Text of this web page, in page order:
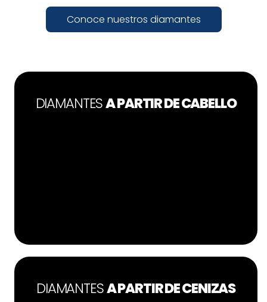
Conoce nuestros diamantes
DIAMANTESA PARTIR DE CABELLO
DIAMANTESA PARTIR DE CENIZAS